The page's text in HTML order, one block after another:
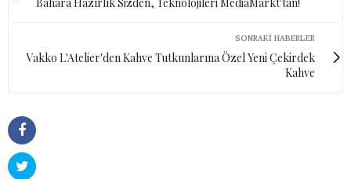
SONRAKI HABERLER
Vakko L'Atelier'den Kahve Tutkunlarına Özel Yeni Çekirdek
Kahve